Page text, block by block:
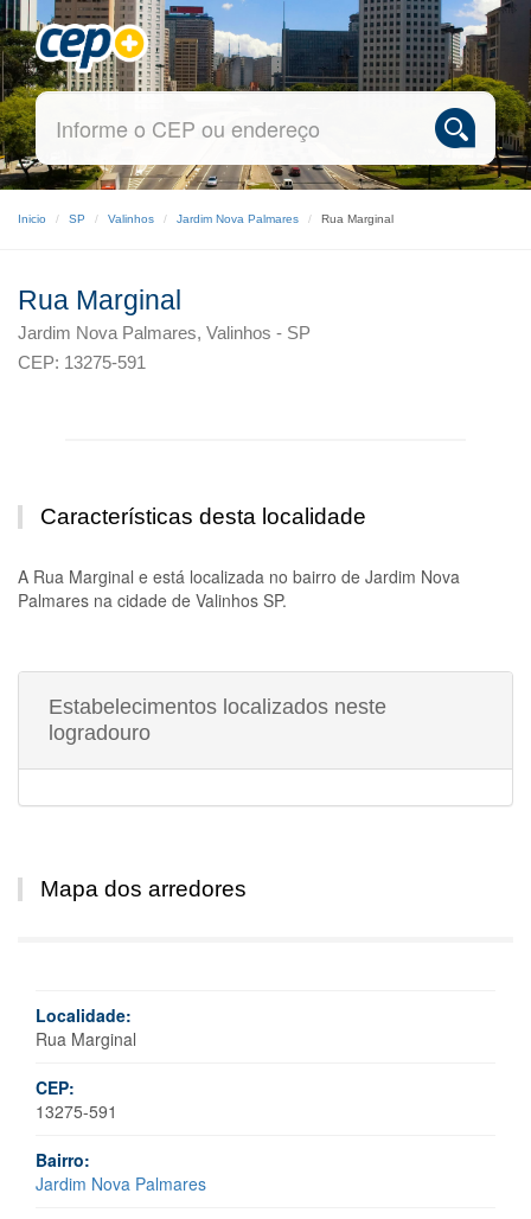
Inicio SP Valinhos Jardim Nova Palmares Rua Marginal
Rua Marginal
Jardim Nova Palmares, Valinhos - SP
CEP: 13275-591
Características desta localidade
A Rua Marginal e está localizada no bairro de Jardim Nova
Palmares na cidade de Valinhos SP.
Estabelecimentos localizados neste
logradouro
Mapa dos arredores
Localidade:
Rua Marginal
CEP:
13275-591
Bairro:
Jardim Nova Palmares